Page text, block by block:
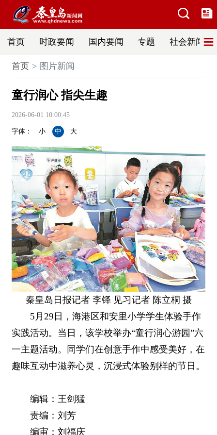
首页 时政要闻 国内要闻 专题 社会新闻
首页 图片新闻
童行润心 指尖生趣
2026-06-01 10:00:45
字体： 小 中 大
秦皇岛日报记者 李铎 见习记者 陈立桐 摄
5月29日，海港区和安里小学学生体验手作
实践活动。当日，该学校举办“童行润心游园”六
一主题活动。同学们在创意手作中感受美好，在
趣味互动中滋养心灵，沉浸式体验别样的节日。
编辑：王剑猛
责编：刘芳
编审：刘福庆